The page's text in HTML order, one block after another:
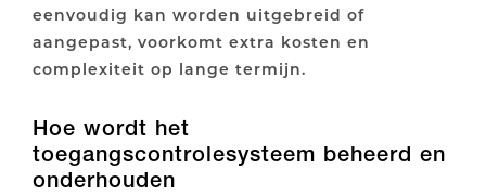
eenvoudig kan worden uitgebreid of
aangepast, voorkomt extra kosten en
complexiteit op lange termijn.
Hoe wordt het
toegangscontrolesysteem beheerd en
onderhouden